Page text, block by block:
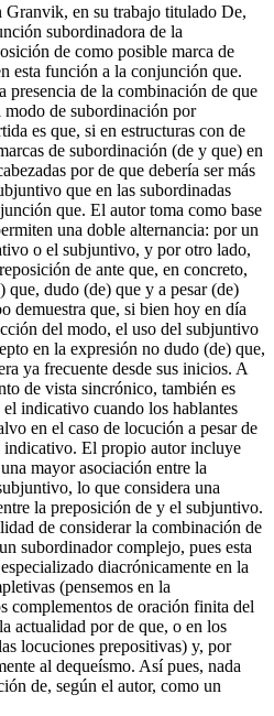
Granvik, en su trabajo titulado De,
subordinadora de la
de como posible marca de
esta función a la conjunción que.
presencia de la combinación de que
de subordinación por
es que, si en estructuras con de
de subordinación (de y que) en
porde que debería ser más
que en las subordinadas
que. El autor toma como base
una doble alternancia: por un
o el subjuntivo, y por otro lado,
de ante que, en concreto,
que, dudo (de) que y a pesar (de)
demuestra que, si bien hoy en día
del modo, el uso del subjuntivo
en la expresión no dudo (de) que,
ya frecuente desde sus inicios. A
de vista sincrónico, también es
indicativo cuando los hablantes
en el caso de locución a pesar de
El propio autor incluye
mayor asociación entre la
lo que considera una
la preposición de y el subjuntivo.
de considerar la combinación de
subordinador complejo, pues esta
diacrónicamente en la
(pensemos en la
complementos de oración finita del
actualidad porde que, o en los
locuciones prepositivas) y, por
al dequeísmo. Así pues, nada
de, según el autor, como un